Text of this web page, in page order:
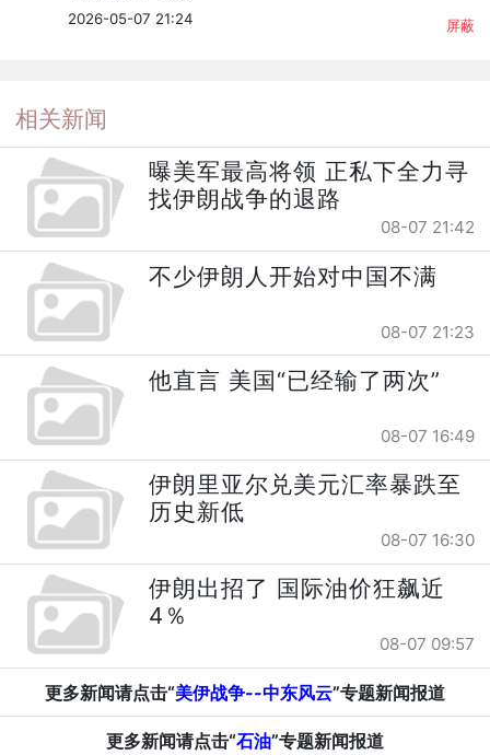
2026-05-07 21:24 屏蔽
相关新闻
曝美军最高将领 正私下全力寻
找伊朗战争的退路
08-07 21:42
不少伊朗人开始对中国不满
08-07 21:23
他直言 美国“已经输了两次”
08-07 16:49
伊朗里亚尔兑美元汇率暴跌至
历史新低
08-07 16:30
伊朗出招了 国际油价狂飙近
4％
08-07 09:57
更多新闻请点击“美伊战争--中东风云”专题新闻报道
更多新闻请点击“石油”专题新闻报道